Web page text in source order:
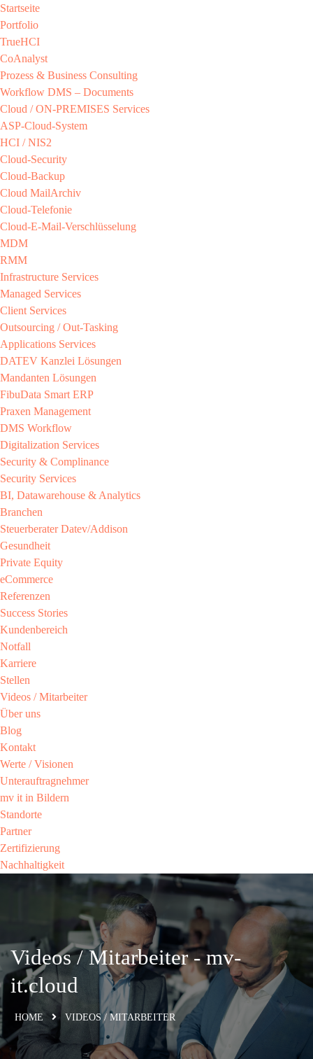
Startseite
Portfolio
TrueHCI
CoAnalyst
Prozess & Business Consulting
Workflow DMS – Documents
Cloud / ON-PREMISES​ Services​
ASP-Cloud-System​
HCI / NIS2​
Cloud-Security​
Cloud-Backup​
Cloud MailArchiv​
Cloud-Telefonie​
Cloud-E-Mail-Verschlüsselung​
MDM​
RMM​
Infrastructure Services
Managed Services​
Client Services​
Outsourcing / Out-Tasking​
Applications Services
DATEV Kanzlei Lösungen​
Mandanten Lösungen​
FibuData Smart ERP​
Praxen Management​
DMS Workflow​
Digitalization Services
Security & Complinance​
Security Services​
BI, Datawarehouse & Analytics
Branchen​
Steuerberater​ Datev/Addison​
Gesundheit​
Private Equity​
eCommerce​
Referenzen​
Success Stories​
Kundenbereich​
Notfall
Karriere​
Stellen
Videos / Mitarbeiter​
Über uns
Blog
Kontakt
Werte / Visionen ​
Unterauftragnehmer
mv it in Bildern​
Standorte
Partner​
Zertifizierung​
Nachhaltigkeit​
Videos / Mitarbeiter​ - mv-
it.cloud
HOME VIDEOS / MITARBEITER​